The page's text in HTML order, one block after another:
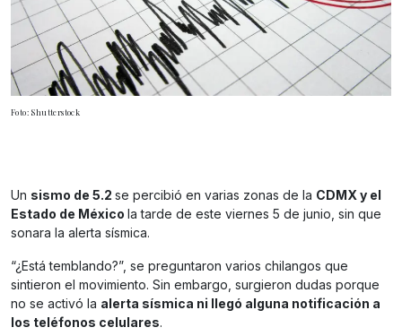
Foto: Shutterstock
Un sismo de 5.2 se percibió en varias zonas de la CDMX y el
Estado de México la tarde de este viernes 5 de junio, sin que
sonara la alerta sísmica.
“¿Está temblando?”, se preguntaron varios chilangos que
sintieron el movimiento. Sin embargo, surgieron dudas porque
no se activó la alerta sísmica ni llegó alguna notificación a
los teléfonos celulares.